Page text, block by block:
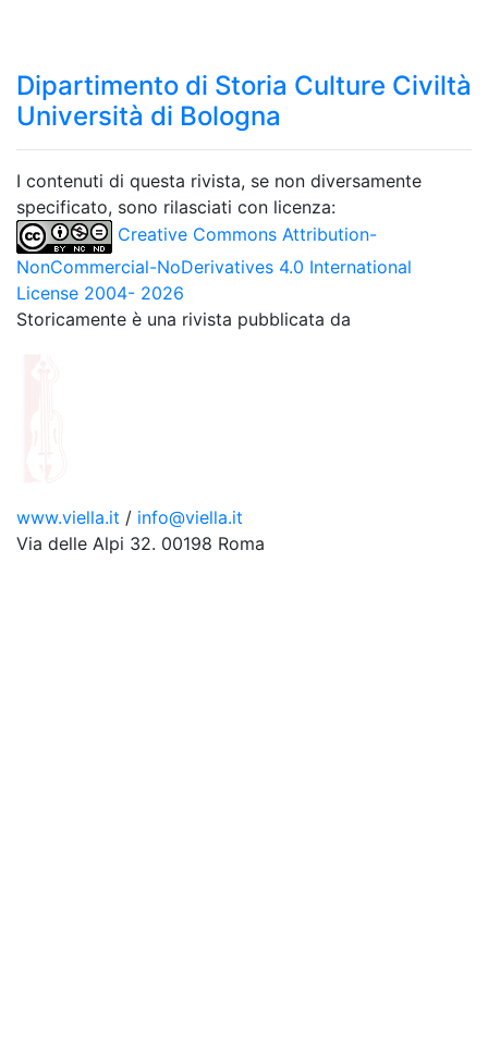
Dipartimento di Storia Culture Civiltà
Università di Bologna
I contenuti di questa rivista, se non diversamente
specificato, sono rilasciati con licenza:
Creative Commons Attribution-
NonCommercial-NoDerivatives 4.0 International
License 2004- 2026
Storicamente è una rivista pubblicata da
www.viella.it / info@viella.it
Via delle Alpi 32. 00198 Roma